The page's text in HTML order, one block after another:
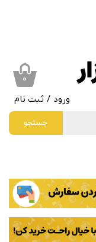
جستجو
ورود / ثبت نام
۰